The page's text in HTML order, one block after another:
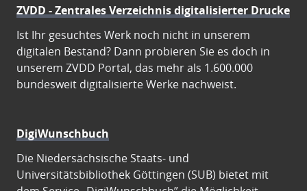
ZVDD - Zentrales Verzeichnis digitalisierter Drucke
Ist Ihr gesuchtes Werk noch nicht in unserem
digitalen Bestand? Dann probieren Sie es doch in
unserem ZVDD Portal, das mehr als 1.600.000
bundesweit digitalisierte Werke nachweist.
DigiWunschbuch
Die Niedersächsische Staats- und
Universitätsbibliothek Göttingen (SUB) bietet mit